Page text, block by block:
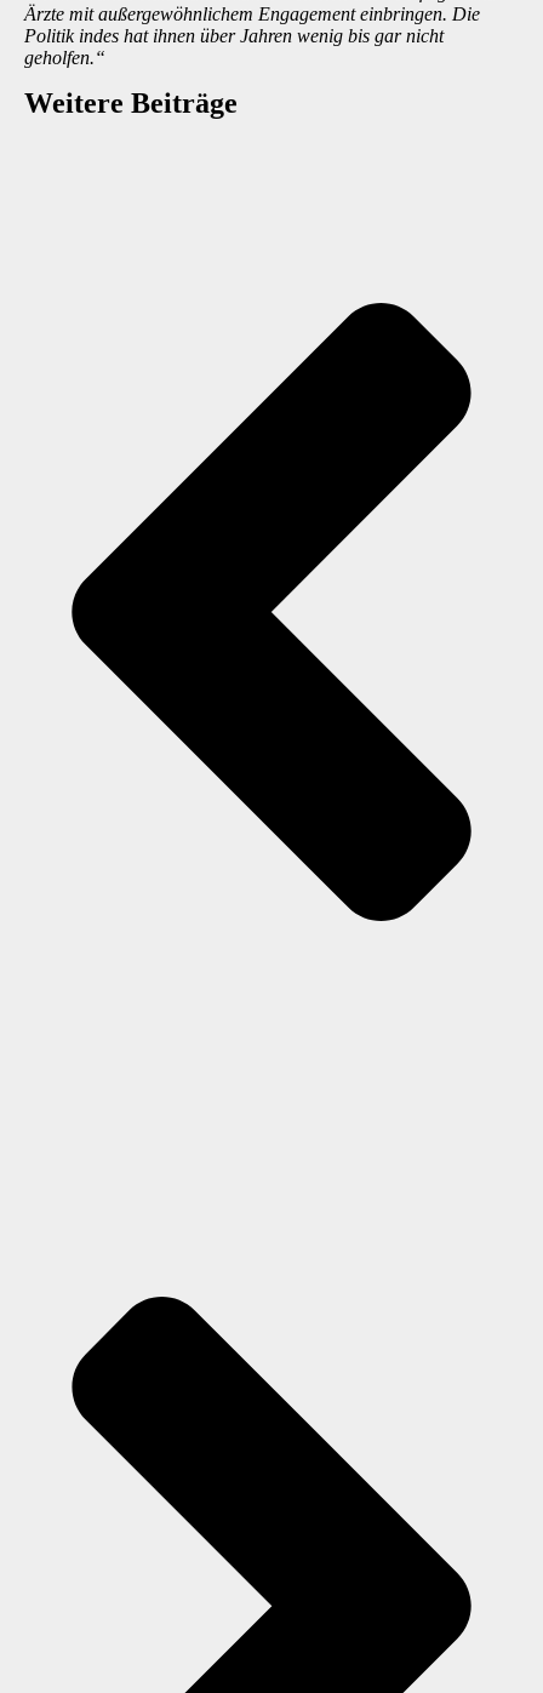
Ärzte mit außergewöhnlichem Engagement einbringen. Die
Politik indes hat ihnen über Jahren wenig bis gar nicht
geholfen.“
Weitere Beiträge